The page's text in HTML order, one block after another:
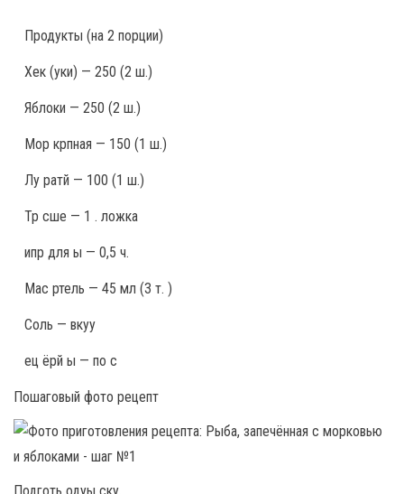
Продукты (на 2 порции)
Хек (уки) — 250 (2 ш.)
Яблоки — 250 (2 ш.)
Мор крпная — 150 (1 ш.)
Лу ратй — 100 (1 ш.)
Тр сше — 1 . ложка
ипр для ы — 0,5 ч.
Мас ртель — 45 мл (3 т. )
Соль — вкуу
ец ёрй ы — по с
Пошаговый фото рецепт